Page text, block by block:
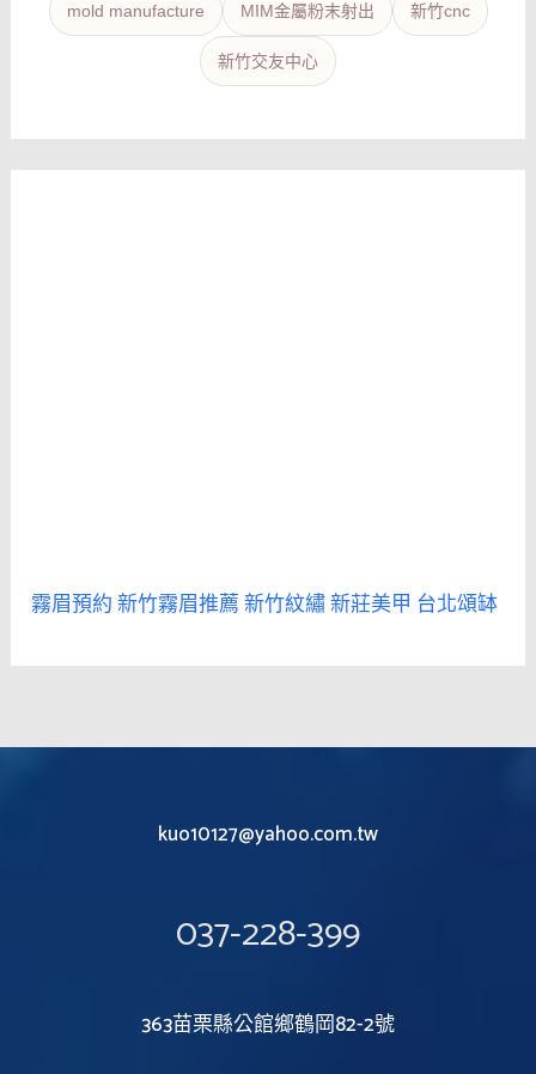
mold manufacture MIM金屬粉末射出 新竹cnc
新竹交友中心
霧眉預約新竹霧眉推薦新竹紋繡新莊美甲 台北頌缽
kuo10127@yahoo.com.tw
037-228-399
363苗栗縣公館鄉鶴岡82-2號